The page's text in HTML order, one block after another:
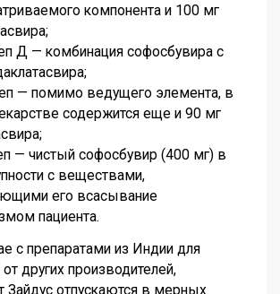
компонента и 100 мг
Д — комбинация софосбувира с
— помимо ведущего элемента, в
содержится еще и 90 мг
— чистый софосбувир (400 мг) в
с веществами,
его всасывание
пациента.
с препаратами из Индии для
других производителей,
Зайдус отпускаются в мерных